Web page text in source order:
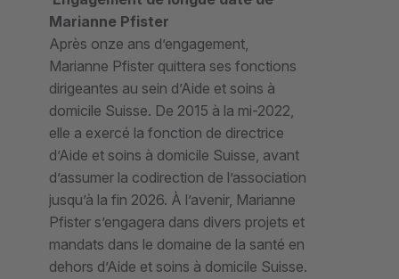
Marianne Pfister
Après onze ans d’engagement,
Marianne Pfister quittera ses fonctions
dirigeantes au sein d’Aide et soins à
domicile Suisse. De 2015 à la mi-2022,
elle a exercé la fonction de directrice
d’Aide et soins à domicile Suisse, avant
d’assumer la codirection de l’association
jusqu’à la fin 2026. À l’avenir, Marianne
Pfister s’engagera dans divers projets et
mandats dans le domaine de la santé en
dehors d’Aide et soins à domicile Suisse.